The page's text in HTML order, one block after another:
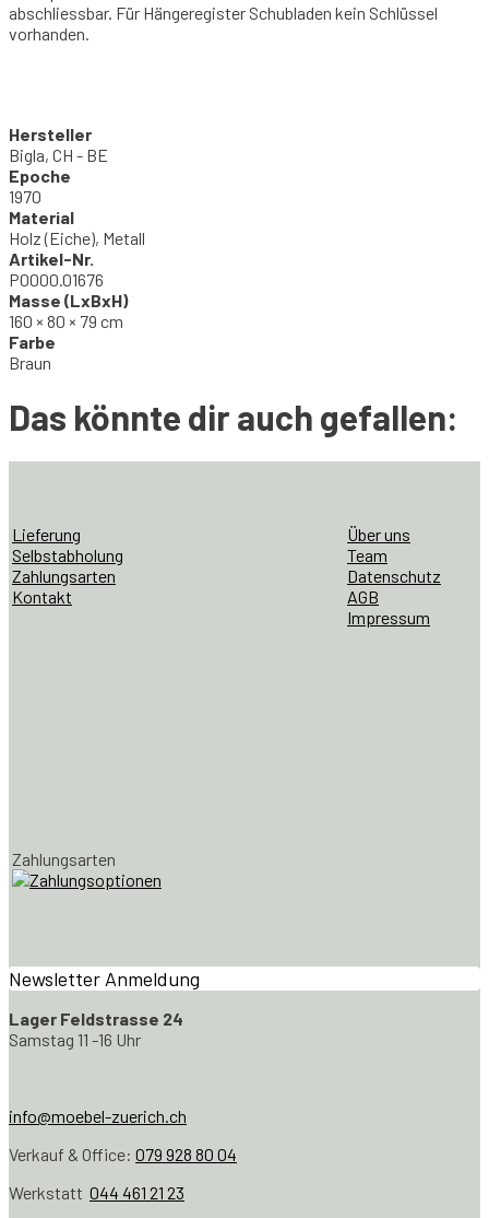
abschliessbar. Für Hängeregister Schubladen kein Schlüssel
vorhanden.
Hersteller
Bigla, CH - BE
Epoche
1970
Material
Holz (Eiche), Metall
Artikel-Nr.
P0000.01676
Masse (LxBxH)
160 × 80 × 79 cm
Farbe
Braun
Das könnte dir auch gefallen:
Lieferung
Selbstabholung
Zahlungsarten
Kontakt
Über uns
Team
Datenschutz
AGB
Impressum
Zahlungsarten
Newsletter Anmeldung
Lager Feldstrasse 24
Samstag 11 -16 Uhr
info@moebel-zuerich.ch
Verkauf & Office: 079 928 80 04
Werkstatt 044 461 21 23